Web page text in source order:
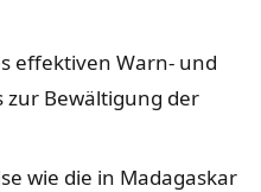
effektiven Warn- und
zur Bewältigung der
wie die in Madagaskar